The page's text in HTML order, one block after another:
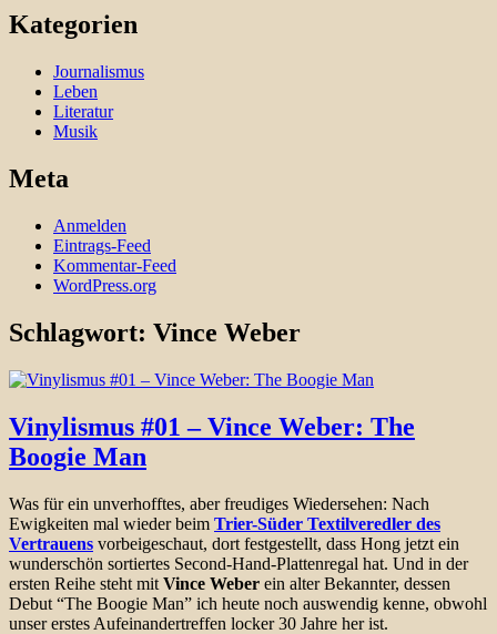
Kategorien
Journalismus
Leben
Literatur
Musik
Meta
Anmelden
Eintrags-Feed
Kommentar-Feed
WordPress.org
Schlagwort: Vince Weber
Vinylismus #01 – Vince Weber: The
Boogie Man
Was für ein unverhofftes, aber freudiges Wiedersehen: Nach
Ewigkeiten mal wieder beim Trier-Süder Textilveredler des
Vertrauens vorbeigeschaut, dort festgestellt, dass Hong jetzt ein
wunderschön sortiertes Second-Hand-Plattenregal hat. Und in der
ersten Reihe steht mit Vince Weber ein alter Bekannter, dessen
Debut “The Boogie Man” ich heute noch auswendig kenne, obwohl
unser erstes Aufeinandertreffen locker 30 Jahre her ist.